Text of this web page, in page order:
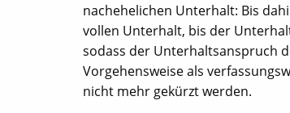
nachehelichen Unterhalt: Bis
vollen Unterhalt, bis der
sodass der Unterhaltsanspruch
Vorgehensweise als
nicht mehr gekürzt werden.